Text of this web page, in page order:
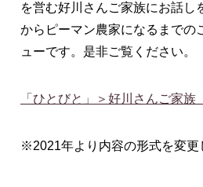
を営む好川さんご家族にお話し
からピーマン農家になるまでの
ューです。是非ご覧ください。
「ひとびと」＞好川さんご家族
※2021年より内容の形式を変更